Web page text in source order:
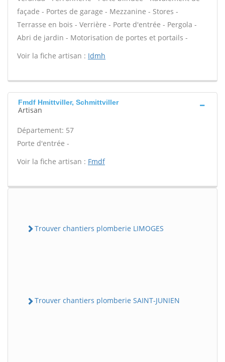
façade - Portes de garage - Mezzanine - Stores -
Terrasse en bois - Verrière - Porte d'entrée - Pergola -
Abri de jardin - Motorisation de portes et portails -
Voir la fiche artisan : Idmh
Fmdf Hmittviller, Schmittviller
Artisan
Département: 57
Porte d'entrée -
Voir la fiche artisan : Fmdf
Trouver chantiers plomberie LIMOGES
Trouver chantiers plomberie SAINT-JUNIEN